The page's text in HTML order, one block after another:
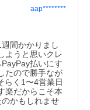
aap********
間かかりまし
ようと思いクレ
払いにす
たので勝手なが
らく1〜4営業日
楽だからこそ本
かもしれませ